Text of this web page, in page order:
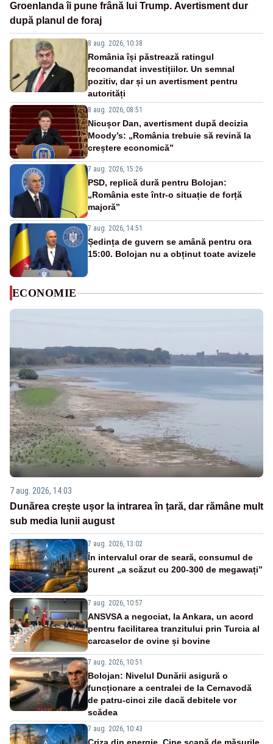
Groenlanda îi pune frână lui Trump. Avertisment dur
după planul de foraj
8 aug. 2026, 10:38
România își păstrează ratingul
recomandat investițiilor. Un semnal
pozitiv, dar și un avertisment pentru
autorități
8 aug. 2026, 08:51
Nicușor Dan, avertisment după decizia
Moody’s: „România trebuie să revină la
creștere economică”
7 aug. 2026, 15:26
PSD, replică dură pentru Bolojan:
„România este într-o situație de forță
majoră”
7 aug. 2026, 14:51
Ședința de guvern se amână pentru ora
15:00. Bolojan nu a obținut toate avizele
ECONOMIE
7 aug. 2026, 14:03
Dunărea crește ușor la intrarea în țară, dar rămâne mult
sub media lunii august
7 aug. 2026, 13:02
În intervalul orar de seară, consumul de
curent „a scăzut cu 200-300 de megawați”
7 aug. 2026, 10:57
ANSVSA a negociat, la Ankara, un acord
pentru facilitarea tranzitului prin Turcia al
carcaselor de ovine și bovine
7 aug. 2026, 10:51
Bolojan: Nivelul Dunării asigură o
funcționare a centralei de la Cernavodă
de patru-cinci zile dacă debitele vor
scădea
7 aug. 2026, 10:43
Criza din energie. Cine scapă de măsurile